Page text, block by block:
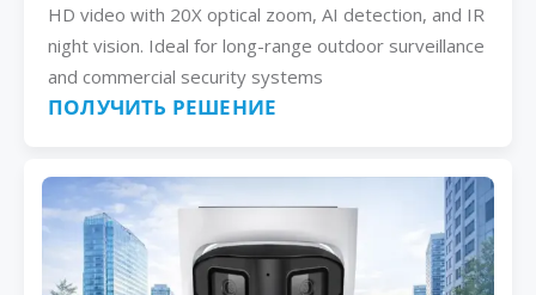
HD video with 20X optical zoom, AI detection, and IR
night vision. Ideal for long-range outdoor surveillance
and commercial security systems
ПОЛУЧИТЬ РЕШЕНИЕ